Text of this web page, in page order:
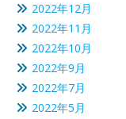
2022年12月
2022年11月
2022年10月
2022年9月
2022年7月
2022年5月